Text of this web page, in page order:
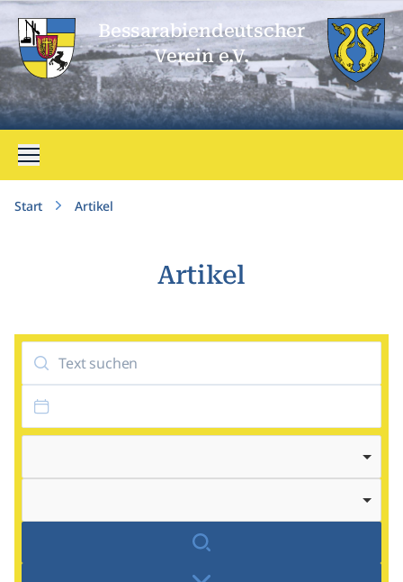
Bessarabien­deutscher
Verein e.V.
Menü öffnen
Start Artikel
Artikel
Suche
Datum
Suchen